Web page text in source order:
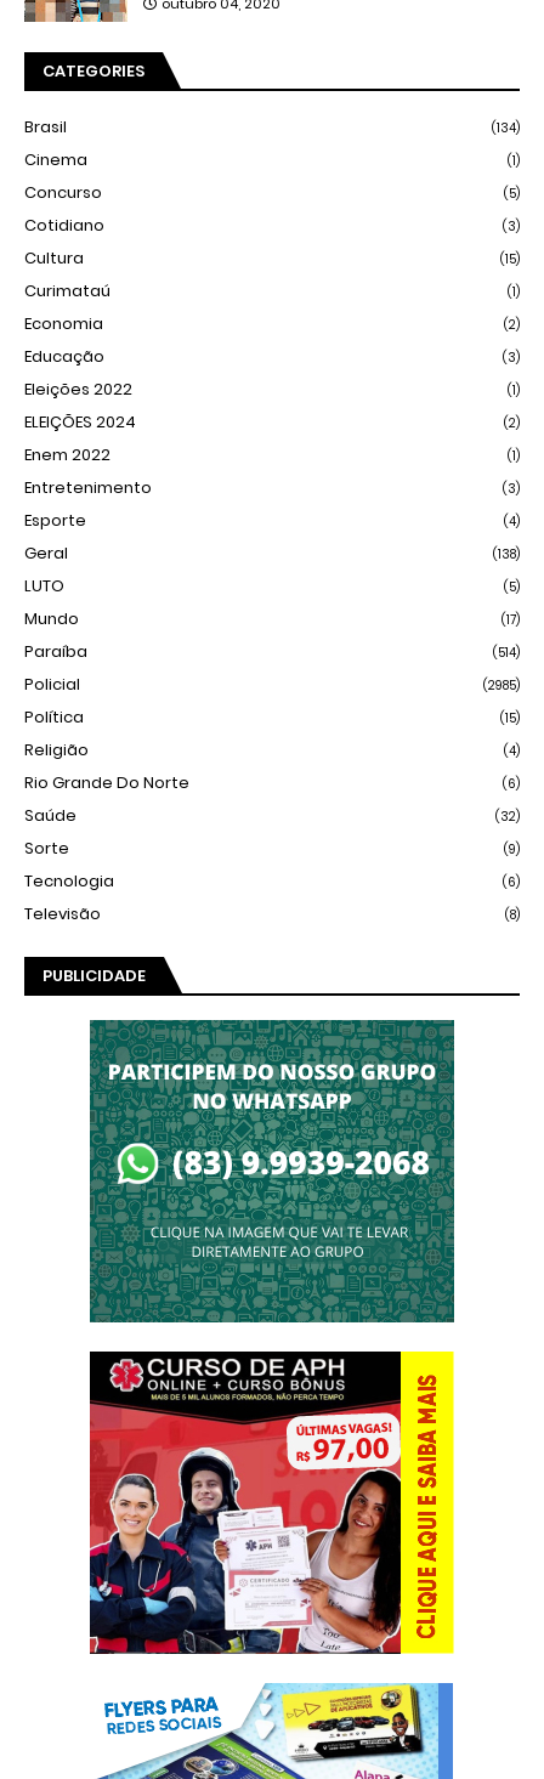
outubro 04, 2020
CATEGORIES
Brasil (134)
Cinema (1)
Concurso (5)
Cotidiano (3)
Cultura (15)
Curimataú (1)
Economia (2)
Educação (3)
Eleições 2022 (1)
ELEIÇÕES 2024 (2)
Enem 2022 (1)
Entretenimento (3)
Esporte (4)
Geral (138)
LUTO (5)
Mundo (17)
Paraíba (514)
Policial (2985)
Política (15)
Religião (4)
Rio Grande Do Norte (6)
Saúde (32)
Sorte (9)
Tecnologia (6)
Televisão (8)
PUBLICIDADE